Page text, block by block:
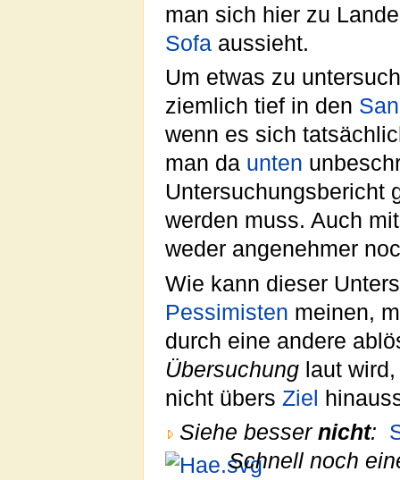
man sich hier zu
Sofa aussieht.
Um etwas zu
ziemlich tief in den
wenn es sich
man da unten
Untersuchungsbericht
werden muss. Auch
weder angenehmer
Wie kann dieser
Pessimisten meinen,
durch eine andere
Übersuchung laut
nicht übers Ziel
Siehe besser nicht:
Schnell noch